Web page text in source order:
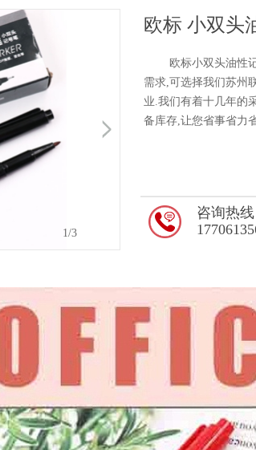
1/3
欧标小双头油性记
需求,可选择我们苏州
业.我们有着十几年的
备库存,让您省事省力
咨询热线